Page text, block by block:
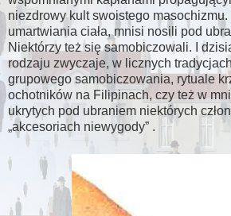
niezdrowy kult swoistego
umartwiania ciała, mnisi nosili pod
Niektórzy też się samobiczowali. I
rodzaju zwyczaje, w licznych
grupowego samobiczowania, rytuale
ochotników na Filipinach, czy też w
ukrytych pod ubraniem niektórych
akcesoriach niewygody .